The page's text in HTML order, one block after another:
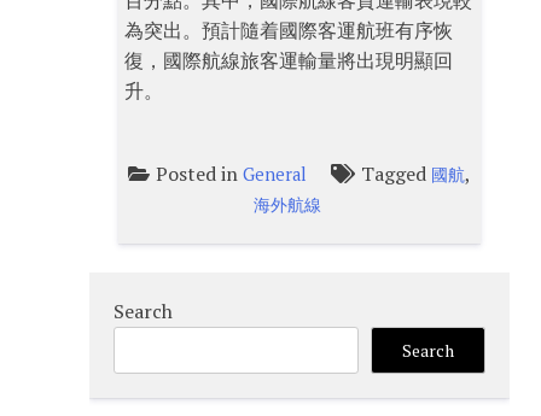
為突出。預計隨着國際客運航班有序恢
復，國際航線旅客運輸量將出現明顯回
升。
Posted inGeneral Tagged 國航,
海外航線
Search
Search